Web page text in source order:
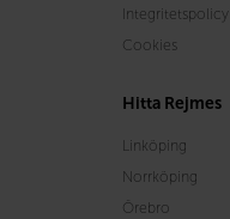
Integritetspolicy
Cookies
Hitta Rejmes
Linköping
Norrköping
Örebro